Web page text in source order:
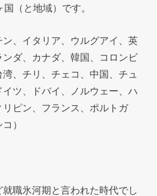
（と地域）です。
ン、イタリア、ウルグアイ、英
ダ、カナダ、韓国、コロンビ
、チリ、チェコ、中国、チュ
ツ、ドバイ、ノルウェー、ハ
ピン、フランス、ポルトガ
）
職氷河期と言われた時代でし